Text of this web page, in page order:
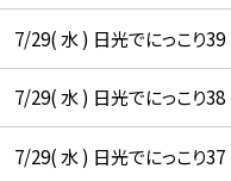
7/29( 水 ) 日光でにっこり39
7/29( 水 ) 日光でにっこり38
7/29( 水 ) 日光でにっこり37